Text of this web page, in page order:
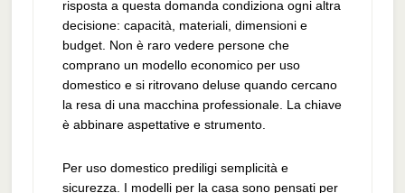
risposta a questa domanda condiziona ogni altra
decisione: capacità, materiali, dimensioni e
budget. Non è raro vedere persone che
comprano un modello economico per uso
domestico e si ritrovano deluse quando cercano
la resa di una macchina professionale. La chiave
è abbinare aspettative e strumento.
Per uso domestico prediligi semplicità e
sicurezza. I modelli per la casa sono pensati per